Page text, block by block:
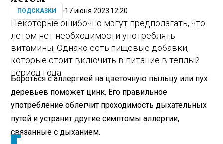
ПОДСКАЗКИ 17 июня 2023 12:20
Некоторые ошибочно могут предполагать, что
летом нет необходимости употреблять
витамины. Однако есть пищевые добавки,
которые стоит включить в питание в теплый
период года.
Бороться с аллергией на цветочную пыльцу или пух
деревьев поможет цинк. Его правильное
употребление облегчит проходимость дыхательных
путей и устранит другие симптомы аллергии,
связанные с дыханием.